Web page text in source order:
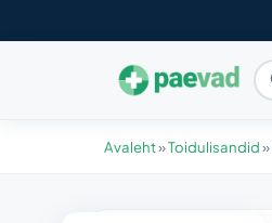
Avaleht»Toidulisandid»